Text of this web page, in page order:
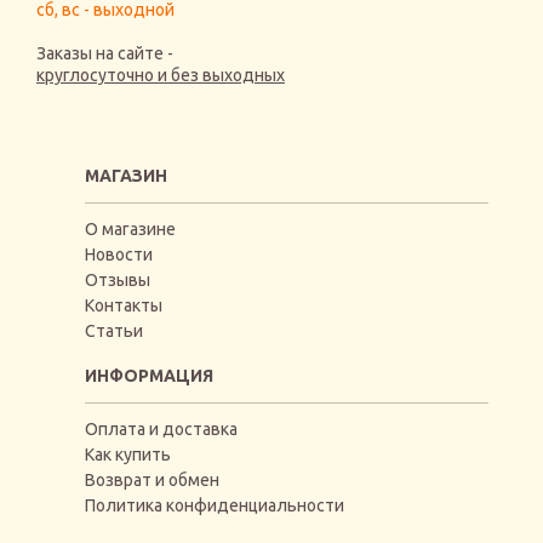
сб, вс - выходной
Заказы на сайте -
круглосуточно и без выходных
МАГАЗИН
О магазине
Новости
Отзывы
Контакты
Статьи
ИНФОРМАЦИЯ
Оплата и доставка
Как купить
Возврат и обмен
Политика конфиденциальности